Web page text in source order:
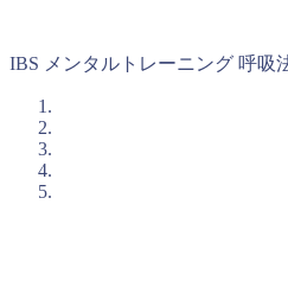
IBS メンタルトレーニング 呼吸